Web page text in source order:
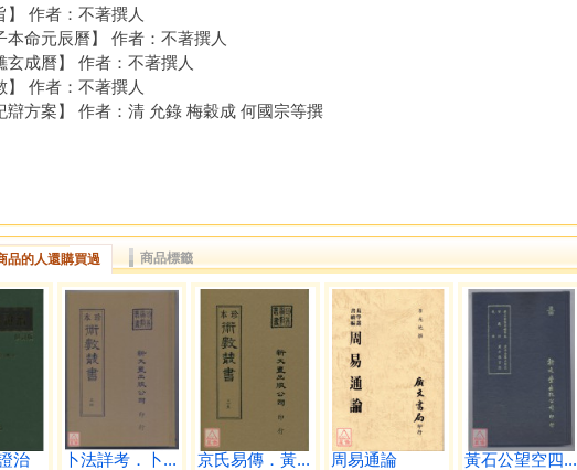
】 作者：不著撰人
本命元辰曆】 作者：不著撰人
玄成曆】 作者：不著撰人
】 作者：不著撰人
辯方案】 作者：清 允錄 梅穀成 何國宗等撰
品的人還購買過 商品標籤
治 卜法詳考．卜... 京氏易傳．黃... 周易通論 黃石公望空四...